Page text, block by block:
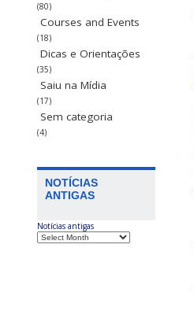
(80)
Courses and Events
(18)
Dicas e Orientações
(35)
Saiu na Mídia
(17)
Sem categoria
(4)
NOTÍCIAS
ANTIGAS
Notícias antigas